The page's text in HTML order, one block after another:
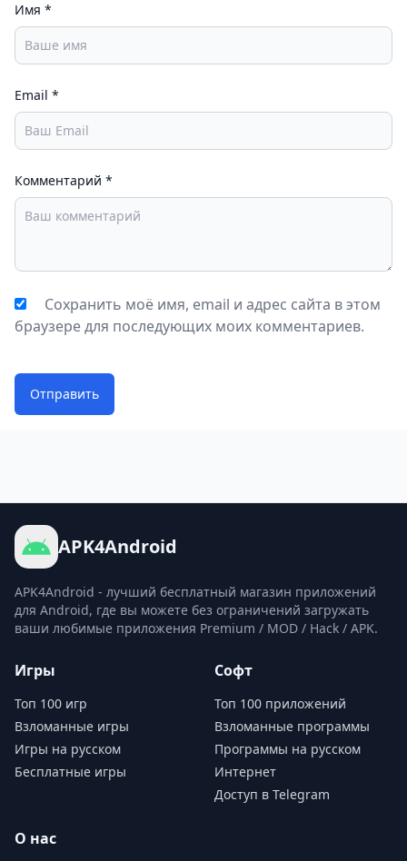
Имя *
Email *
Комментарий *
Сохранить моё имя, email и адрес сайта в этом
браузере для последующих моих комментариев.
Отправить
APK4Android
APK4Android - лучший бесплатный магазин приложений
для Android, где вы можете без ограничений загружать
ваши любимые приложения Premium / MOD / Hack / APK.
Игры
Топ 100 игр
Взломанные игры
Игры на русском
Бесплатные игры
Софт
Топ 100 приложений
Взломанные программы
Программы на русском
Интернет
Доступ в Telegram
О нас